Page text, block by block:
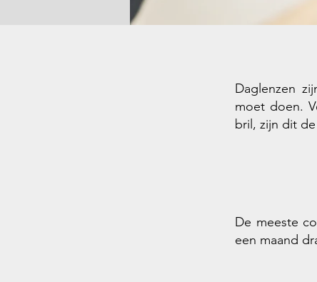
Daglenzen
moet doen.
bril, zijn dit
De meeste
een maand